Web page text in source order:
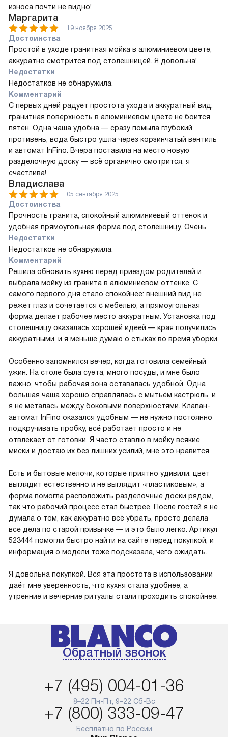
износа почти не видно!
Маргарита
19 ноября 2025
Достоинства
Простой в уходе гранитная мойка в алюминиевом цвете,
аккуратно смотрится под столешницей. Я довольна!
Недостатки
Недостатков не обнаружила.
Комментарий
С первых дней радует простота ухода и аккуратный вид:
гранитная поверхность в алюминиевом цвете не боится
пятен. Одна чаша удобна — сразу помыла глубокий
противень, вода быстро ушла через корзинчатый вентиль
и автомат InFino. Вчера поставила на место новую
разделочную доску — всё органично смотрится, я
счастлива!
Владислава
05 сентября 2025
Достоинства
Прочность гранита, спокойный алюминиевый оттенок и
удобная прямоугольная форма под столешницу. Очень
Недостатки
Недостатков не обнаружила.
Комментарий
Решила обновить кухню перед приездом родителей и
выбрала мойку из гранита в алюминиевом оттенке. С
самого первого дня стало спокойнее: внешний вид не
режет глаз и сочетается с мебелью, а прямоугольная
форма делает рабочее место аккуратным. Установка под
столешницу оказалась хорошей идеей — края получились
аккуратными, и я меньше думаю о стыках во время уборки.
Особенно запомнился вечер, когда готовила семейный
ужин. На столе была суета, много посуды, и мне было
важно, чтобы рабочая зона оставалась удобной. Одна
большая чаша хорошо справлялась с мытьём кастрюль, и
я не металась между боковыми поверхностями. Клапан-
автомат InFino оказался удобным — не нужно постоянно
подкручивать пробку, всё работает просто и не
отвлекает от готовки. Я часто ставлю в мойку всякие
миски и достаю их без лишних усилий, мне это нравится.
Есть и бытовые мелочи, которые приятно удивили: цвет
выглядит естественно и не выглядит «пластиковым», а
форма помогла расположить разделочные доски рядом,
так что рабочий процесс стал быстрее. После гостей я не
думала о том, как аккуратно всё убрать, просто делала
все дела по старой привычке — и это было легко. Артикул
523444 помогли быстро найти на сайте перед покупкой, и
информация о модели тоже подсказала, чего ожидать.
Я довольна покупкой. Вся эта простота в использовании
даёт мне уверенность, что кухня стала удобнее, а
утренние и вечерние ритуалы стали проходить спокойнее.
Обратный звонок
+7 (495) 004-01-36
8–22 Пн-Пт, 9–22 Сб-Вс
+7 (800) 333-09-47
Бесплатно по России